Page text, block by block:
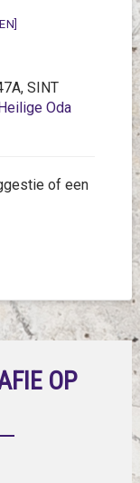
SINT
Oda
of een
OP